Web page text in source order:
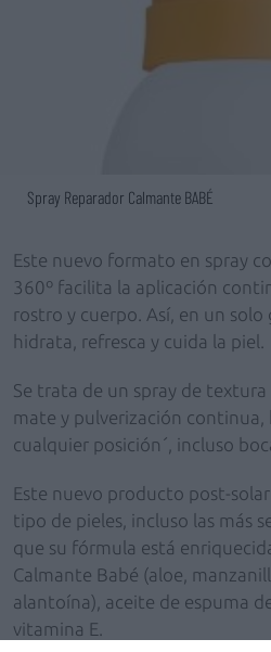
Spray Reparador Calmante BABÉ
Este nuevo formato en spray
360º facilita la aplicación
rostro y cuerpo. Así, en un solo
hidrata, refresca y cuida la piel.
Se trata de un spray de
mate y pulverización continua,
cualquier posición´, incluso
Este nuevo producto post-
tipo de pieles, incluso las más
que su fórmula está
Calmante Babé (aloe,
alantoína), aceite de espuma
vitamina E.